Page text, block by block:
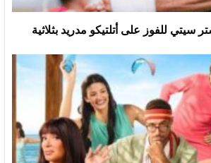
للفوز على أتلتيكو مدريد بثلاثية